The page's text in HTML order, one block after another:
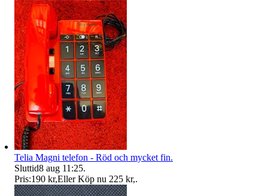
Telia Magni telefon - Röd och mycket fin.
Sluttid8 aug 11:25.
Pris:190 kr,Eller Köp nu 225 kr,.